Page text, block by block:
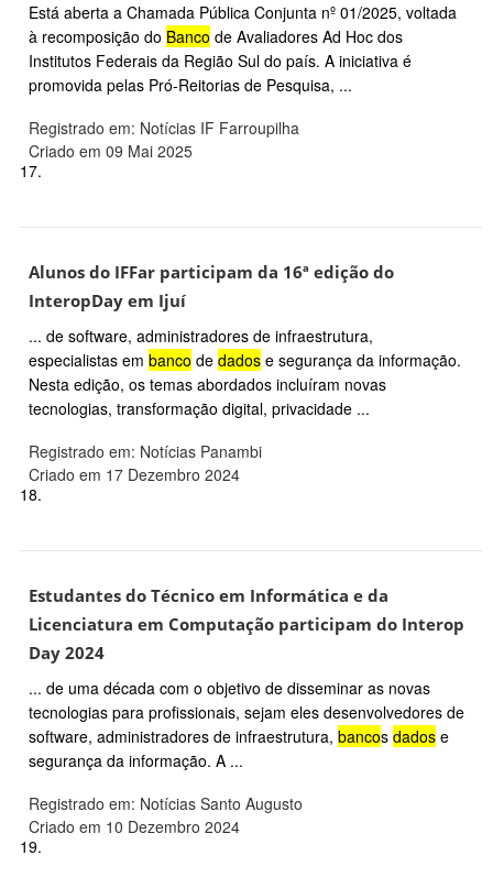
Está aberta a Chamada Pública Conjunta nº 01/2025, voltada
à recomposição do Banco de Avaliadores Ad Hoc dos
Institutos Federais da Região Sul do país. A iniciativa é
promovida pelas Pró-Reitorias de Pesquisa, ...
Registrado em: Notícias IF Farroupilha
Criado em 09 Mai 2025
17.
Alunos do IFFar participam da 16ª edição do
InteropDay em Ijuí
... de software, administradores de infraestrutura,
especialistas em banco de dados e segurança da informação.
Nesta edição, os temas abordados incluíram novas
tecnologias, transformação digital, privacidade ...
Registrado em: Notícias Panambi
Criado em 17 Dezembro 2024
18.
Estudantes do Técnico em Informática e da
Licenciatura em Computação participam do Interop
Day 2024
... de uma década com o objetivo de disseminar as novas
tecnologias para profissionais, sejam eles desenvolvedores de
software, administradores de infraestrutura, bancos dados e
segurança da informação. A ...
Registrado em: Notícias Santo Augusto
Criado em 10 Dezembro 2024
19.